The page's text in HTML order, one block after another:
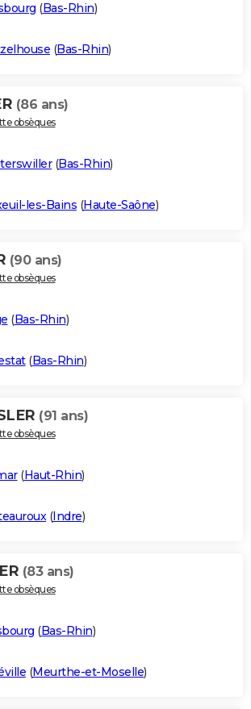
(Bas-Rhin)
(Bas-Rhin)
(86 ans)
obsèques
(Bas-Rhin)
les-Bains (Haute-Saône)
(90 ans)
obsèques
(Bas-Rhin)
(Bas-Rhin)
(91 ans)
obsèques
(Haut-Rhin)
(Indre)
(83 ans)
obsèques
(Bas-Rhin)
(Meurthe-et-Moselle)